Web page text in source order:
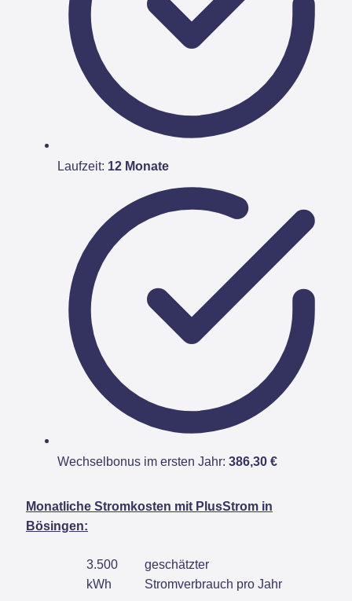
Laufzeit: 12 Monate
Wechselbonus im ersten Jahr: 386,30 €
Monatliche Stromkosten mit PlusStrom in
Bösingen:
3.500
kWh
geschätzter
Stromverbrauch pro Jahr